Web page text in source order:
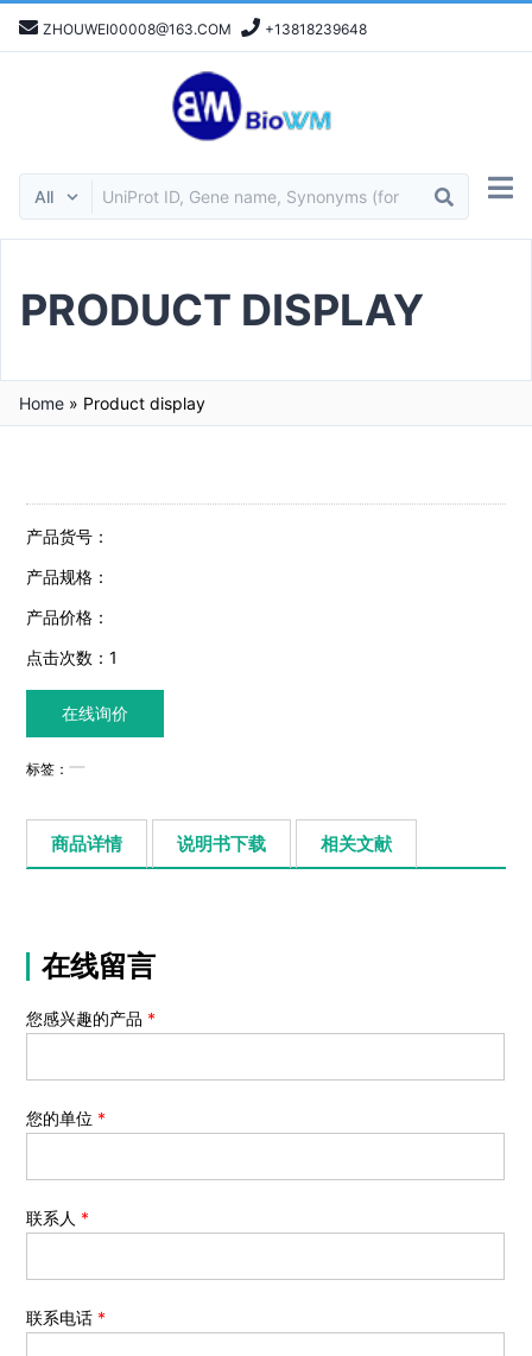
ZHOUWEI00008@163.COM +13818239648
PRODUCT DISPLAY
Home » Product display
产品货号：
产品规格：
产品价格：
点击次数：1
在线询价
标签：
商品详情 说明书下载 相关文献
在线留言
您感兴趣的产品 *
您的单位 *
联系人 *
联系电话 *